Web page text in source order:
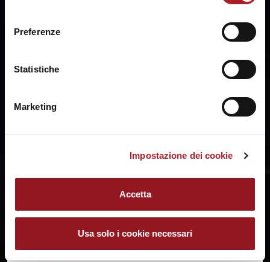
ogni momento mediante il link “Impostazione dei cookie”
a fine pagina. Per ulteriori informazioni ti invitiamo a
prendere visione della
Preferenze
Statistiche
Marketing
Impostazione dei cookie
Accetta
Usa solo i cookie necessari
Parziali: 21-13; 40-19; 54-40 Umana Reyer: Villa 4, Delaere 3,
Santucci 7, Shepard 22, Kuier 14 All.Mazzon Passalacqua
Hampton 10, Vitola 9, Attura 5, Ostarello 2, Anigwe 18
Grande prova delle nostre leonesse che, davanti a oltre
minuti giocando una solida gara in entrambi i lati del
campo. Top scorer…